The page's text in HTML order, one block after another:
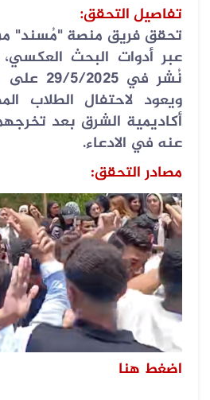
تفاصيل التحقق:
تحقق فريق منصة "مُسند" من
عبر أدوات البحث
نُشر في
ويعود لاحتفال الطلاب
أكاديمية الشرق بعد
عنه في الادعاء.
مصادر التحقق:
اضغط هنا